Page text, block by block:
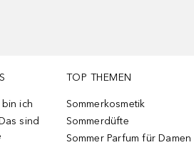
ich
sind
TOP THEMEN
Sommerkosmetik
Sommerdüfte
Sommer Parfum für Damen